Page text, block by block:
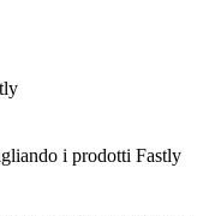
i prodotti Fastly